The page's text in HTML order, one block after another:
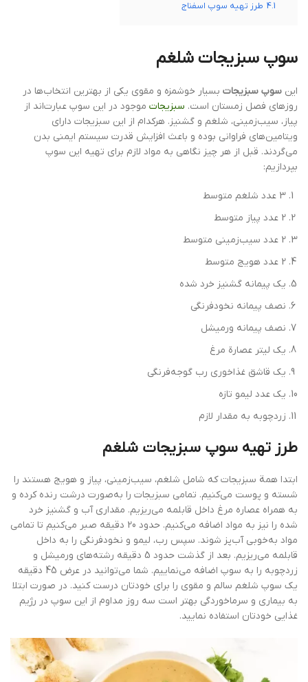
4.1 طرز تهیه سوپ اسفناج
سوپ سبزیجات شلغم
این سوپ سبزیجات بسیار خوشمزه و مقوی یکی از بهترین انتخاب‌ها در
روزهای فصل زمستان است. سبزیجات موجود در این سوپ عبارت‌اند از
پیاز، سیب‌زمینی، شلغم و گشنیز. هرکدام از این سبزیجات دارای
ویتامین‌های فراوانی بوده و باعث افزایش قدرت سیستم ایمنی بدن
می‌گردند. قبل از هر چیز نگاهی به مواد لازم برای تهیه این سوپ
بپردازیم:
3 عدد شلغم متوسط
2 عدد پیاز متوسط
2 عدد سیب‌زمینی متوسط
2 عدد هویج متوسط
یک پیمانه گشنیز خرد شده
نصف پیمانه نخودفرنگی
نصف پیمانه ورمیشل
یک لیتر عصارة مرغ
یک قاشق غذاخوری رب گوجه‌فرنگی
یک عدد لیمو تازه
زردچوبه به مقدار لازم
طرز تهیه سوپ سبزیجات شلغم
ابتدا همة سبزیجات که شامل شلغم، سیب‌زمینی، پیاز و هویج هستند را
شسته و پوست می‌کنیم. تمامی سبزیجات را به‌صورت درشت رنده کرده و
به همراه عصاره مرغ داخل قابلمه می‌ریزیم. مقداری آب و گشنیز خرد
شده را نیز به مواد اضافه می‌کنیم. حدود 20 دقیقه صبر می‌کنیم تا تمامی
مواد به‌خوبی آب‌پز شوند. سپس رب، لیمو و نخودفرنگی را به داخل
قابلمه می‌ریزیم. بعد از گذشت حدود 5 دقیقه رشته‌های ورمیشل و
زردچوبه را به سوپ اضافه می‌نماییم. شما می‌توانید در عرض 45 دقیقه
یک سوپ شلغم سالم و مقوی را برای خودتان درست کنید. در صورت ابتلا
به بیماری و سرماخوردگی بهتر است سه روز مداوم از این سوپ در رژیم
غذایی خودتان استفاده نمایید.